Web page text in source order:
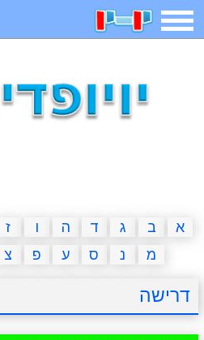
תפריט
איש תלוי מדריכים
יצירה משחקי בנות
א ב ג ד ה ו ז
מ
נ ס ע פ צ
דרישה